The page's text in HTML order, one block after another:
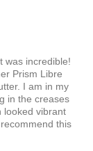
was incredible!
Prism Libre
I am in my
in the creases
looked vibrant
this